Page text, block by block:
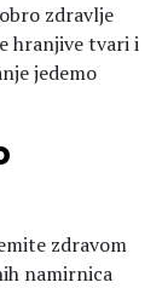
zdravlje
hranjive tvari i
jedemo
zdravom
namirnica